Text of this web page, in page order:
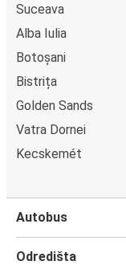
Suceava
Alba Iulia
Botoșani
Bistrița
Golden Sands
Vatra Dornei
Kecskemét
Autobus
Odredišta